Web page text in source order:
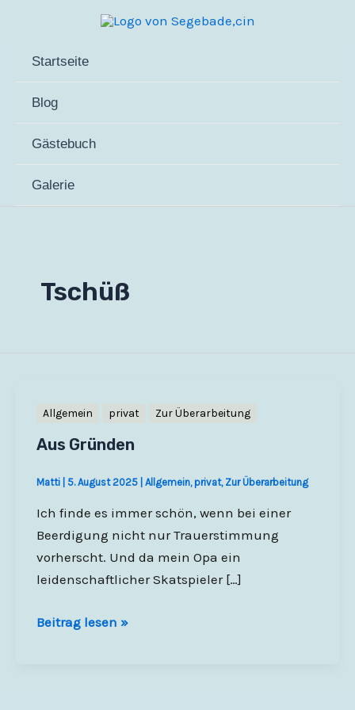
springenStartseite
Blog
Gästebuch
Galerie
Tschüß
Allgemein privat Zur Überarbeitung
Aus Gründen
Matti 5. August 2025 Allgemein, privat, Zur Überarbeitung
Ich finde es immer schön, wenn bei einer
Beerdigung nicht nur Trauerstimmung
vorherscht. Und da mein Opa ein
leidenschaftlicher Skatspieler […]
Aus
Beitrag lesen »